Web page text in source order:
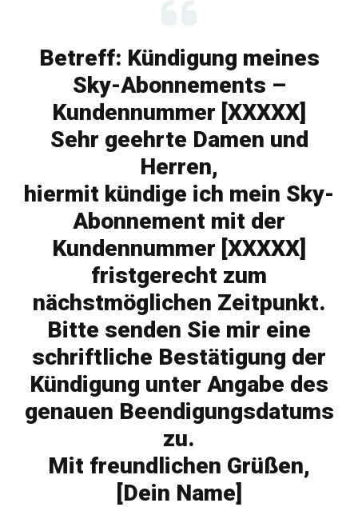
Betreff: Kündigung meines
Sky-Abonnements –
Kundennummer [XXXXX]
Sehr geehrte Damen und
Herren,
hiermit kündige ich mein Sky-
Abonnement mit der
Kundennummer [XXXXX]
fristgerecht zum
nächstmöglichen Zeitpunkt.
Bitte senden Sie mir eine
schriftliche Bestätigung der
Kündigung unter Angabe des
genauen Beendigungsdatums
zu.
Mit freundlichen Grüßen,
[Dein Name]